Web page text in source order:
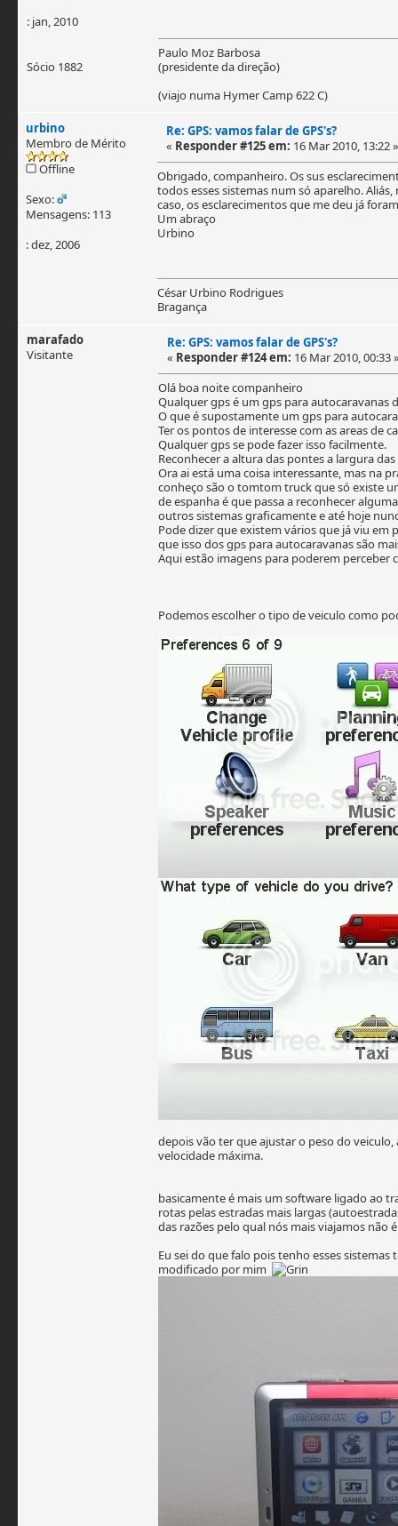
: jan, 2010
Sócio 1882
Paulo Moz Barbosa
(presidente da direção)
(viajo numa Hymer Camp 622 C)
urbino
Membro de Mérito
Offline
Sexo:
Mensagens: 113
: dez, 2006
Re: GPS: vamos falar de GPS's?
« Responder #125 em: 16 Mar 2010, 13:22 »
Obrigado, companheiro. Os sus
todos esses sistemas num só aparelho.
caso, os esclarecimentos que me deu já
Um abraço
Urbino
César Urbino Rodrigues
Bragança
marafado
Visitante
Re: GPS: vamos falar de GPS's?
« Responder #124 em: 16 Mar 2010, 00:33
Olá boa noite companheiro
Qualquer gps é um gps para autocaravanas
O que é supostamente um gps para
Ter os pontos de interesse com as areas de
Qualquer gps se pode fazer isso facilmente.
Reconhecer a altura das pontes a largura das
Ora ai está uma coisa interessante, mas na
conheço são o tomtom truck que só existe
de espanha é que passa a reconhecer
outros sistemas graficamente e até hoje
Pode dizer que existem vários que já viu
que isso dos gps para autocaravanas são
Aqui estão imagens para poderem perceber
Podemos escolher o tipo de veiculo como
depois vão ter que ajustar o peso do
velocidade máxima.
basicamente é mais um software ligado ao
rotas pelas estradas mais largas
das razões pelo qual nós mais viajamos não
Eu sei do que falo pois tenho esses
modificado por mim